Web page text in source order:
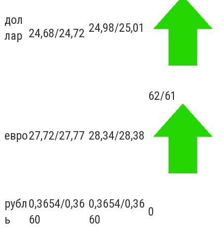
дол
лар 24,68/24,72 24,98/25,01
евро27,72/27,77 28,34/28,38
62/61
рубл
ь
0,3654/0,36
60
0,3654/0,36
60
0